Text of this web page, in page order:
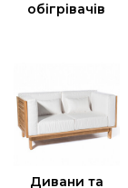
обігрівачів
Дивани та